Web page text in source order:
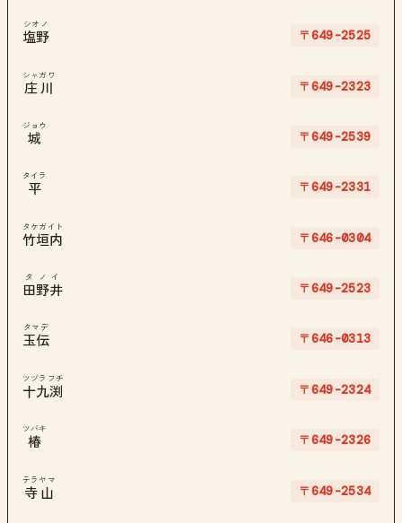
塩野
シオノ
〒649-2525
庄川
シャガワ
〒649-2323
城
ジョウ
〒649-2539
平
タイラ
〒649-2331
竹垣内
タケガイト
〒646-0304
田野井
タノイ
〒649-2523
玉伝
タマデ
〒646-0313
十九渕
ツヅラフチ
〒649-2324
椿
ツバキ
〒649-2326
寺山
テラヤマ
〒649-2534